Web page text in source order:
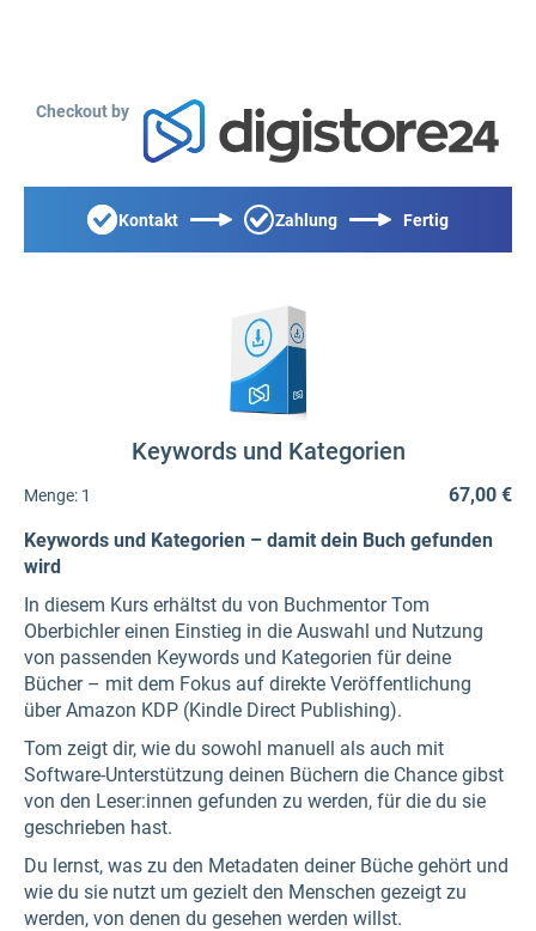
Checkout by
Kontakt Zahlung Fertig
Keywords und Kategorien
Menge: 1
67,00 €
Keywords und Kategorien – damit dein Buch gefunden
wird
In diesem Kurs erhältst du von Buchmentor Tom
Oberbichler einen Einstieg in die Auswahl und Nutzung
von passenden Keywords und Kategorien für deine
Bücher – mit dem Fokus auf direkte Veröffentlichung
über Amazon KDP (Kindle Direct Publishing).
Tom zeigt dir, wie du sowohl manuell als auch mit
Software-Unterstützung deinen Büchern die Chance gibst
von den Leser:innen gefunden zu werden, für die du sie
geschrieben hast.
Du lernst, was zu den Metadaten deiner Büche gehört und
wie du sie nutzt um gezielt den Menschen gezeigt zu
werden, von denen du gesehen werden willst.